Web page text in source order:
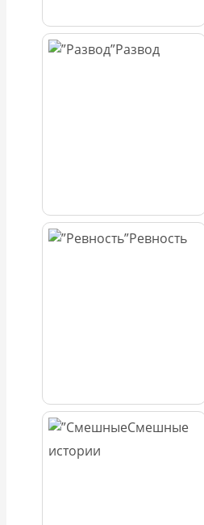
Развод
Ревность
Смешные
истории